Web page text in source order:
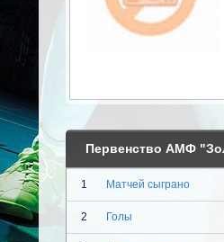
Первенство АМФ
1 Матчей сыграно
2 Голы